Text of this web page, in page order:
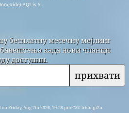
AQI is 5 -
бесплатну месечну мејлинг
када нови чланци
доступни.
прихвати
Friday, Aug 7th 2026, 19:25 pm CST from jp2n